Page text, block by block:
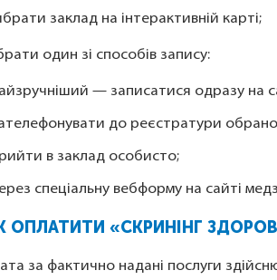
заклад на інтерактивній карті;
один зі способів запису:
— записатися одразу на
до реєстратури
в заклад особисто;
спеціальну вебформу на сайті
ОПЛАТИТИ «СКРИНІНГ
за фактично надані послуги